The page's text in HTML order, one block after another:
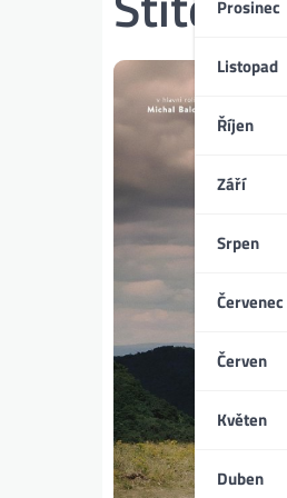
Prosinec
Listopad
Říjen
Září
Srpen
Červenec
Červen
Květen
Duben